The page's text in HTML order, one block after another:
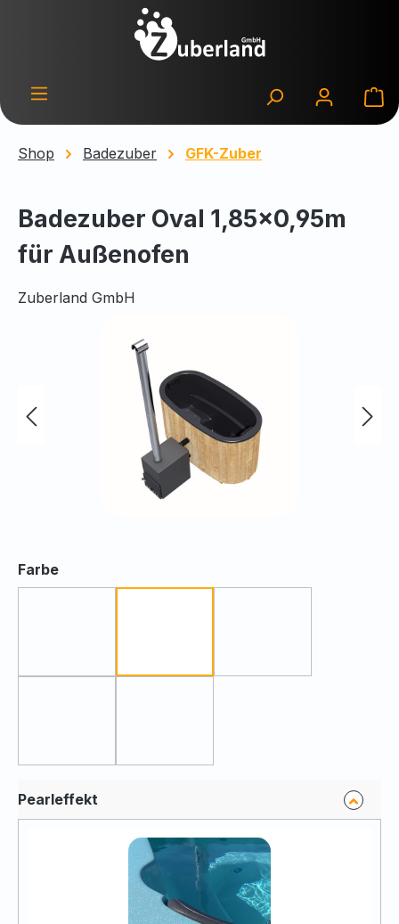
Zum Hauptinhalt springen
Shop Badezuber GFK-Zuber
Badezuber Oval 1,85×0,95m
für Außenofen
Zuberland GmbH
Farbeauswählen
Pearleffekt